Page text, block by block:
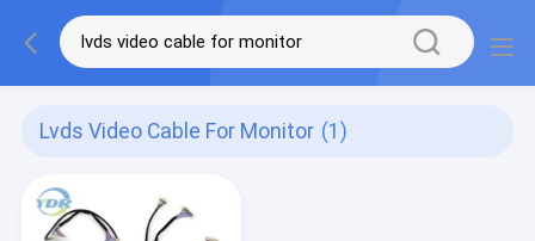
Lvds Video Cable For Monitor (1)